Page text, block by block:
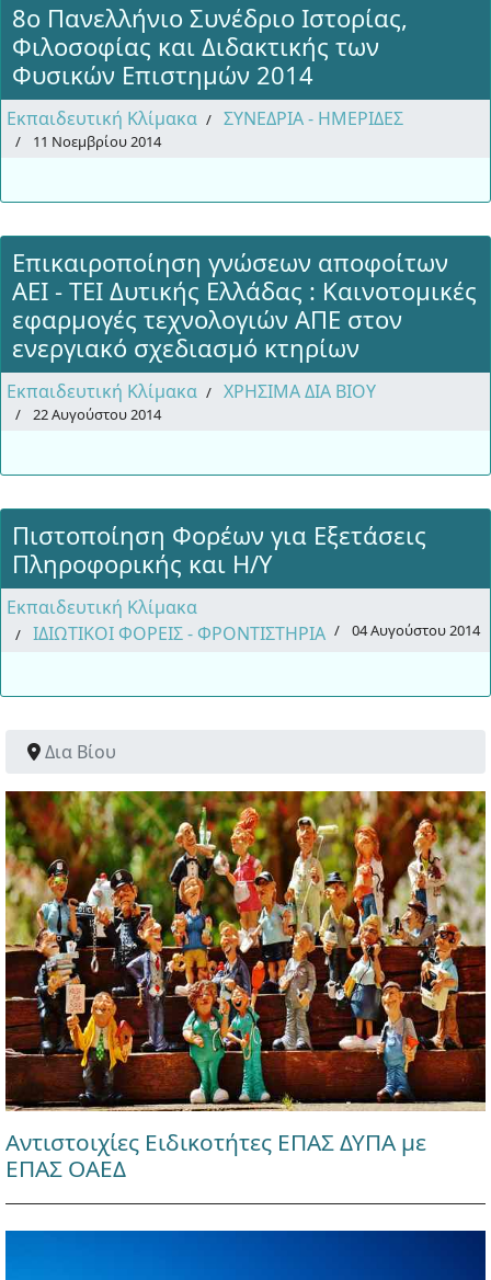
8ο Πανελλήνιο Συνέδριο Ιστορίας,
Φιλοσοφίας και Διδακτικής των
Φυσικών Επιστημών 2014
Εκπαιδευτική Κλίμακα ΣΥΝΕΔΡΙΑ - ΗΜΕΡΙΔΕΣ
11 Νοεμβρίου 2014
Επικαιροποίηση γνώσεων αποφοίτων
ΑΕΙ - ΤΕΙ Δυτικής Ελλάδας : Καινοτομικές
εφαρμογές τεχνολογιών ΑΠΕ στον
ενεργιακό σχεδιασμό κτηρίων
Εκπαιδευτική Κλίμακα ΧΡΗΣΙΜΑ ΔΙΑ ΒΙΟΥ
22 Αυγούστου 2014
Πιστοποίηση Φορέων για Εξετάσεις
Πληροφορικής και Η/Υ
Εκπαιδευτική Κλίμακα
ΙΔΙΩΤΙΚΟΙ ΦΟΡΕΙΣ - ΦΡΟΝΤΙΣΤΗΡΙΑ
04 Αυγούστου 2014
Δια Βίου
Αντιστοιχίες Ειδικοτήτες ΕΠΑΣ ΔΥΠΑ με
ΕΠΑΣ ΟΑΕΔ